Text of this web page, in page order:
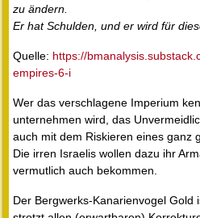
zu ändern.
Er hat Schulden, und er wird für
Quelle: https://
empires-6-i
Wer das verschlagene Imperium
unternehmen wird, das
auch mit dem Riskieren eines ganz
Die irren Israelis wollen dazu ihr
vermutlich auch bekommen.
Der Bergwerks-Kanarienvogel Gold